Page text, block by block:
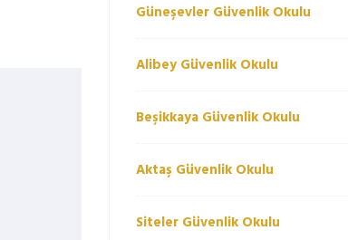
Güneşevler Güvenlik Okulu
Alibey Güvenlik Okulu
Beşikkaya Güvenlik Okulu
Aktaş Güvenlik Okulu
Siteler Güvenlik Okulu